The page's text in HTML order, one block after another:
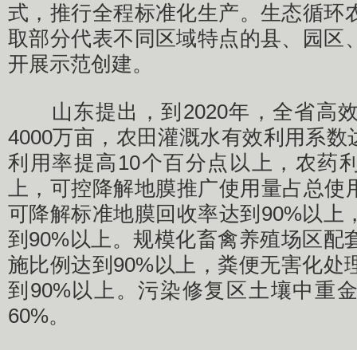
式，推行全程标准化生产。生态循环
取部分代表不同区域特点的县、园区
开展示范创建。
山东提出，到2020年，全省高
4000万亩，农田灌溉水有效利用系数
利用率提高10个百分点以上，农药
上，可控降解地膜推广使用量占总使
可降解标准地膜回收率达到90%以上
到90%以上。规模化畜禽养殖场区配
施比例达到90%以上，粪便无害化处
到90%以上。污染修复区土壤中重
60%。